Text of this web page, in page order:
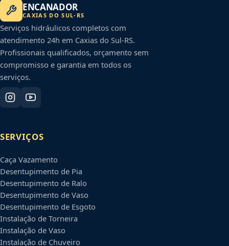
ENCANADOR
CAXIAS DO SUL- RS
Serviços hidráulicos completos com
atendimento 24h em Caxias do Sul-RS.
Profissionais qualificados, orçamento sem
compromisso e garantia em todos os
serviços.
SERVIÇOS
Caça Vazamento
Desentupimento de Pia
Desentupimento de Ralo
Desentupimento de Vaso
Desentupimento de Esgoto
Instalação de Torneira
Instalação de Vaso
Instalação de Chuveiro